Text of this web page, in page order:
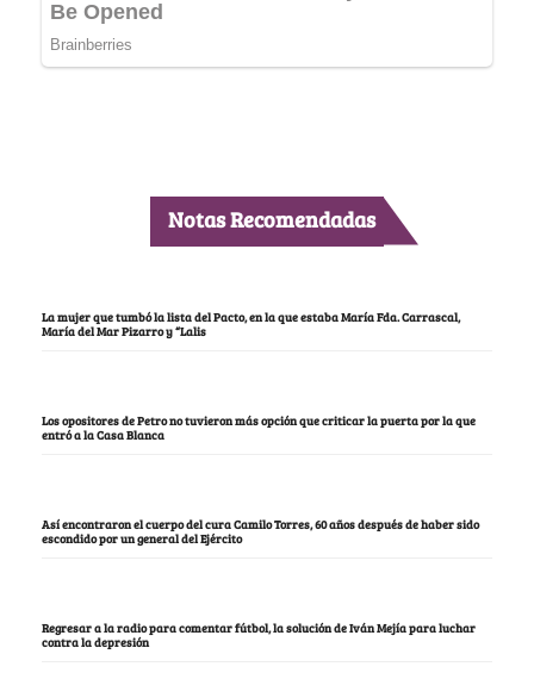
Notas Recomendadas
La mujer que tumbó la lista del Pacto, en la que estaba María Fda. Carrascal,
María del Mar Pizarro y “Lalis
Los opositores de Petro no tuvieron más opción que criticar la puerta por la que
entró a la Casa Blanca
Así encontraron el cuerpo del cura Camilo Torres, 60 años después de haber sido
escondido por un general del Ejército
Regresar a la radio para comentar fútbol, la solución de Iván Mejía para luchar
contra la depresión